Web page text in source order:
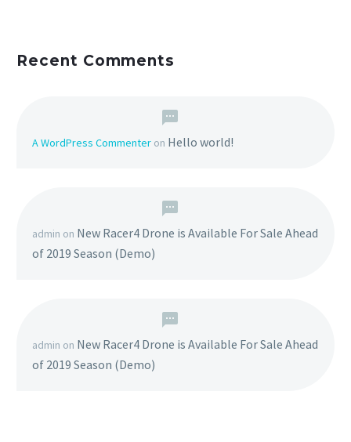
Recent Comments
A WordPress Commenter on Hello world!
admin on New Racer4 Drone is Available For Sale Ahead
of 2019 Season (Demo)
admin on New Racer4 Drone is Available For Sale Ahead
of 2019 Season (Demo)